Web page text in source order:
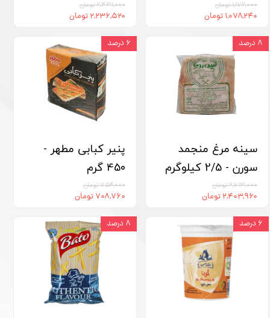
۱,۱۷۲,۰۰۰ تومان
۱,۰۷۸,۲۴۰ تومان
۲,۴۳۱,۰۰۰ تومان
۲,۲۳۶,۵۲۰ تومان
سینه مرغ منجمد
سورن - 2/5 کیلوگرم
۲,۶۱۳,۰۰۰ تومان
۲,۴۰۳,۹۶۰ تومان
۸ درصد
پنیر کبابی مطهر -
450 گرم
۷۵۴,۰۰۰ تومان
۷۰۸,۷۶۰ تومان
۶ درصد
۶ درصد ۸ درصد